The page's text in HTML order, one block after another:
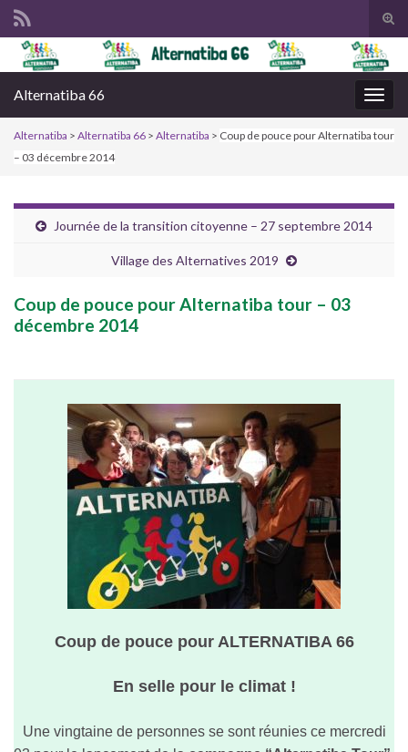
Search for:
Alternatiba 66
Alternatiba > Alternatiba 66 > Alternatiba > Coup de pouce pour Alternatiba tour
– 03 décembre 2014
Journée de la transition citoyenne – 27 septembre 2014
Village des Alternatives 2019
Coup de pouce pour Alternatiba tour – 03
décembre 2014
Coup de pouce pour ALTERNATIBA 66
En selle pour le climat !
Une vingtaine de personnes se sont réunies ce mercredi